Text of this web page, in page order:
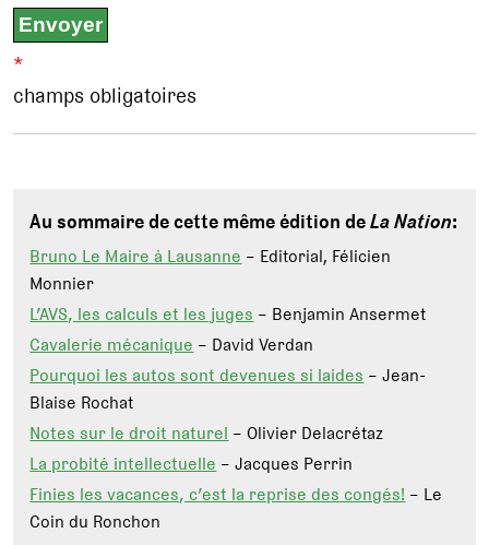
*
champs obligatoires
Au sommaire de cette même édition deLa Nation:
Bruno Le Maire à Lausanne– Editorial, Félicien
Monnier
L’AVS, les calculs et les juges– Benjamin Ansermet
Cavalerie mécanique– David Verdan
Pourquoi les autos sont devenues si laides– Jean-
Blaise Rochat
Notes sur le droit naturel– Olivier Delacrétaz
La probité intellectuelle– Jacques Perrin
Finies les vacances, c’est la reprise des congés!– Le
Coin du Ronchon